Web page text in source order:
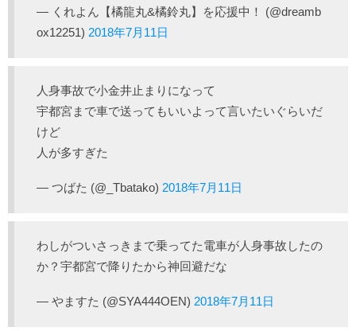
— くれよん【橘龍丸&橘鈴丸】を応援中！ (@dreamb
ox12251) 2018年7月11日
人身事故で小金井止まりになって
宇都宮まで車で送ってもいいよって言いたいぐらいだ
けど
人が多すぎた
— つばた (@_Tbatako) 2018年7月11日
わしがついさっきまで乗ってた電車が人身事故したの
か？宇都宮で降りたから神回避だな
— やますた (@SYA444OEN) 2018年7月11日